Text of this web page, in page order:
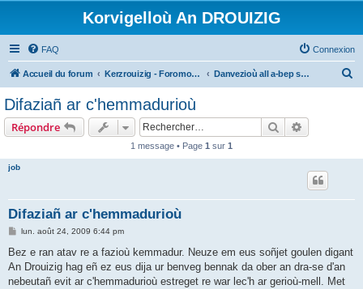
Korvigelloù An DROUIZIG
FAQ Connexion
Accueil du forum Kerzrouizig - Foromoù An Drouizig Danvezioù all a-bep seurt
Difaziañ ar c'hemmadurioù
Répondre Rechercher
1 message • Page 1 sur 1
job
Difaziañ ar c'hemmadurioù
M
s
a
g
lun. août 24, 2009 6:44 pm
Bez e ran atav re a fazioù kemmadur. Neuze em eus soñjet goulen digant
An Drouizig hag eñ ez eus dija ur benveg bennak da ober an dra-se d'an
nebeutañ evit ar c'hemmadurioù estreget re war lec'h ar gerioù-mell. Met